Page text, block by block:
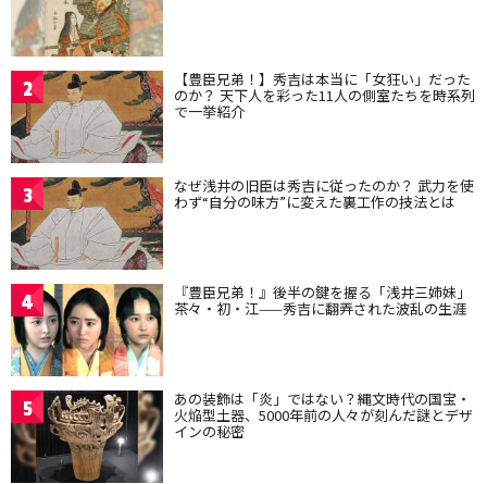
2 【豊臣兄弟！】秀吉は本当に「女狂い」だった
のか？ 天下人を彩った11人の側室たちを時系列
で一挙紹介
3 なぜ浅井の旧臣は秀吉に従ったのか？ 武力を使
わず“自分の味方”に変えた裏工作の技法とは
4 『豊臣兄弟！』後半の鍵を握る「浅井三姉妹」
茶々・初・江——秀吉に翻弄された波乱の生涯
5 あの装飾は「炎」ではない？縄文時代の国宝・
火焔型土器、5000年前の人々が刻んだ謎とデザ
インの秘密